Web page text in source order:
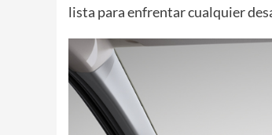
lista para enfrentar cualquier